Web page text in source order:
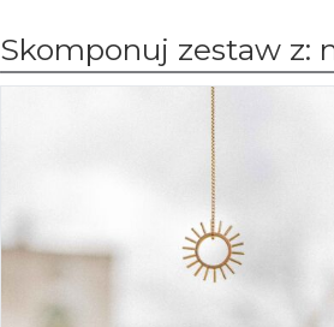
Skomponuj zestaw z: